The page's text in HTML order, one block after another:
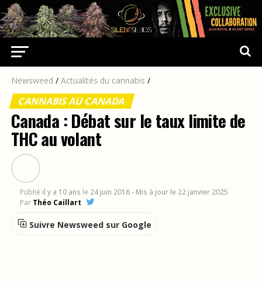
Newsweed / Actualités du cannabis /
CANNABIS AU CANADA
Canada : Débat sur le taux limite de
THC au volant
Publié il y a 10 ans le 24 juin 2016 - Mis à jour le 22 janvier 2025
Par Théo Caillart
Suivre Newsweed sur Google